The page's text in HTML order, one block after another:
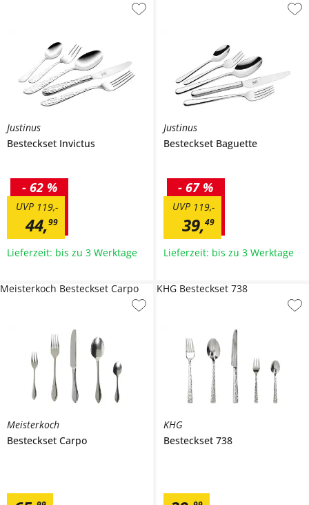
Justinus
Besteckset Invictus
44,99
119,-
UVP
- 62 %
Lieferzeit: bis zu 3 Werktage
Justinus
Besteckset Baguette
39,49
119,-
UVP
- 67 %
Lieferzeit: bis zu 3 Werktage
Meisterkoch
Besteckset Carpo
Meisterkoch Besteckset Carpo
KHG
Besteckset 738
KHG Besteckset 738